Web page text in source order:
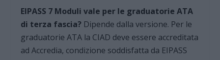
EIPASS 7 Moduli vale per le graduatorie ATA
di terza fascia? Dipende dalla versione. Per le
graduatorie ATA la CIAD deve essere accreditata
ad Accredia, condizione soddisfatta da EIPASS